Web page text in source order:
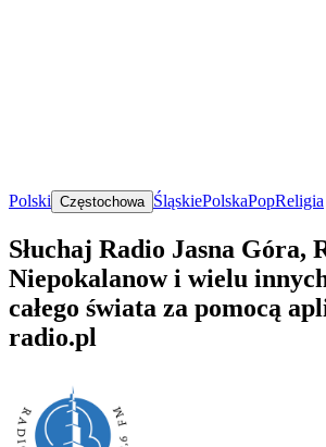
Polski Częstochowa ŚląskiePolskaPopReligia
Słuchaj Radio Jasna Góra,
Niepokalanow i wielu
całego świata za pomocą
radio.pl